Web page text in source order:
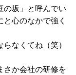
の坂」と呼んでい
心のなかで強く
なくてね（笑）
さか会社の研修を